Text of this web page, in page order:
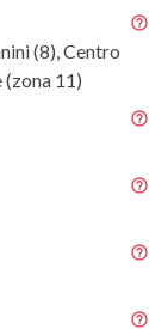
(8), Centro
(zona 11)